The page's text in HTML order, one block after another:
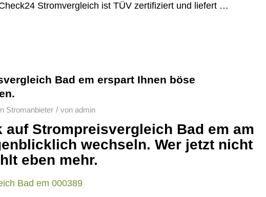
Stromvergleich ist TÜV zertifiziert und liefert …
Bad em erspart Ihnen böse
Stromanbieter / von admin
auf Strompreisvergleich Bad em am
wechseln. Wer jetzt nicht
eben mehr.